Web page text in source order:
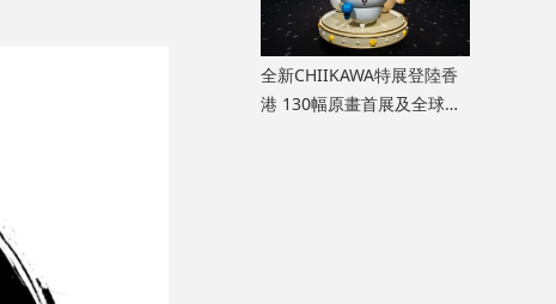
全新CHIIKAWA特展登陸香
港 130幅原畫首展及全球首